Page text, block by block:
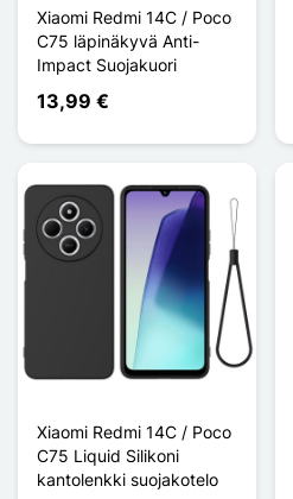
Xiaomi Redmi 14C / Poco
C75 läpinäkyvä Anti-
Impact Suojakuori
13,99 €
Xiaomi Redmi 14C / Poco
C75 Liquid Silikoni
kantolenkki suojakotelo